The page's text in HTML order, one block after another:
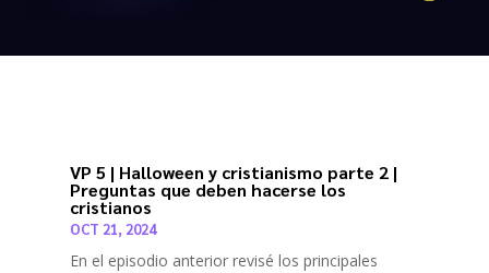
VP 5 | Halloween y cristianismo parte 2 |
Preguntas que deben hacerse los
cristianos
OCT 21, 2024
En el episodio anterior revisé los principales